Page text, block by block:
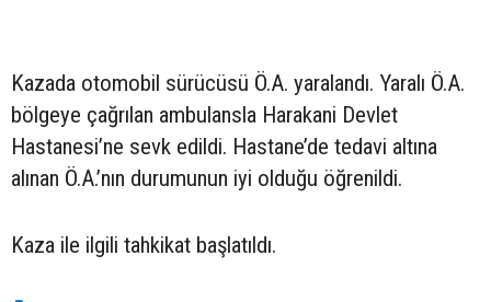
Kazada otomobil sürücüsü Ö.A. yaralandı. Yaralı Ö.A.
bölgeye çağrılan ambulansla Harakani Devlet
Hastanesi’ne sevk edildi. Hastane’de tedavi altına
alınan Ö.A.’nın durumunun iyi olduğu öğrenildi.
Kaza ile ilgili tahkikat başlatıldı.